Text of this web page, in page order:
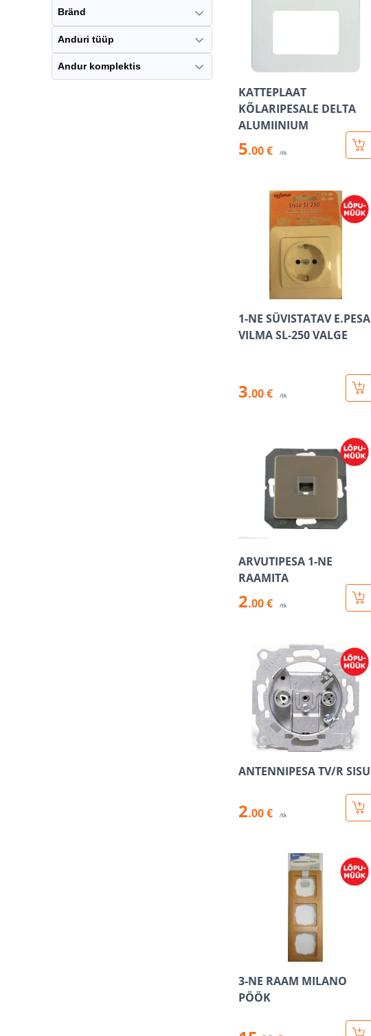
KATTEPLAAT
KÕLARIPESALE DELTA
ALUMIINIUM
5.00 € /tk
1-NE SÜVISTATAV E.PESA
VILMA SL-250 VALGE
3.00 € /tk
ARVUTIPESA 1-NE
RAAMITA
2.00 € /tk
ANTENNIPESA TV/R SISU
2.00 € /tk
3-NE RAAM MILANO
PÖÖK
Bränd
Anduri tüüp
Andur komplektis